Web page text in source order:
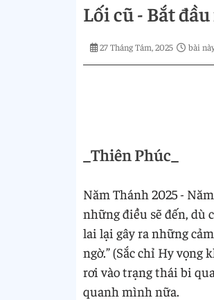
Lối cũ - Bắt
27 Tháng Tám, 2025 bài
_Thiên Phúc_
Năm Thánh 2025 -
những điều sẽ đến, dù
lai lại gây ra những
ngờ.” (Sắc chỉ Hy vọng
rơi vào trạng thái bi
quanh mình nữa.